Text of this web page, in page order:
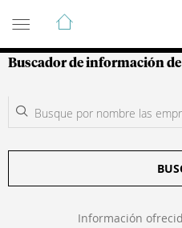
Guía de Empresas
Buscador de información
Información